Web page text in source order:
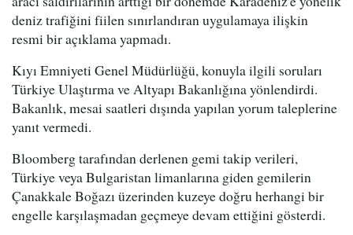
deniz trafiğini fiilen sınırlandıran uygulamaya ilişkin
resmi bir açıklama yapmadı.
Kıyı Emniyeti Genel Müdürlüğü, konuyla ilgili soruları
Türkiye Ulaştırma ve Altyapı Bakanlığına yönlendirdi.
Bakanlık, mesai saatleri dışında yapılan yorum taleplerine
yanıt vermedi.
Bloomberg tarafından derlenen gemi takip verileri,
Türkiye veya Bulgaristan limanlarına giden gemilerin
Çanakkale Boğazı üzerinden kuzeye doğru herhangi bir
engelle karşılaşmadan geçmeye devam ettiğini gösterdi.